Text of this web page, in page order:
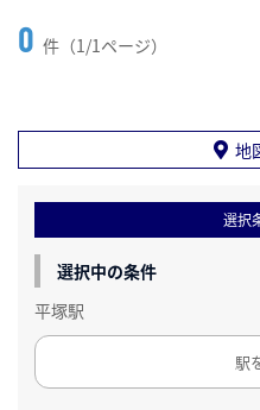
0 件（1/1ページ）
地
選択
選択中の条件
平塚駅
駅